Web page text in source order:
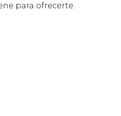
para ofrecerte.